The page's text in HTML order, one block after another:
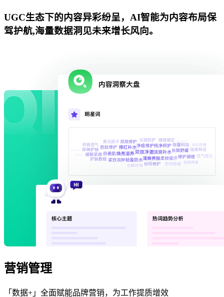
UGC生态下的内容异彩纷呈，AI智能为内容布局保
驾护航,海量数据洞见未来增长风向。
营销管理
「数据+」全面赋能品牌营销，为工作提质增效